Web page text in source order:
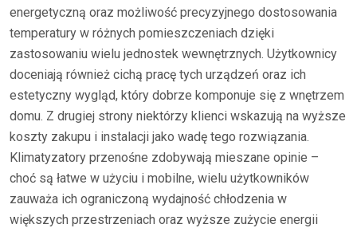
energetyczną oraz możliwość precyzyjnego dostosowania
temperatury w różnych pomieszczeniach dzięki
zastosowaniu wielu jednostek wewnętrznych. Użytkownicy
doceniają również cichą pracę tych urządzeń oraz ich
estetyczny wygląd, który dobrze komponuje się z wnętrzem
domu. Z drugiej strony niektórzy klienci wskazują na wyższe
koszty zakupu i instalacji jako wadę tego rozwiązania.
Klimatyzatory przenośne zdobywają mieszane opinie –
choć są łatwe w użyciu i mobilne, wielu użytkowników
zauważa ich ograniczoną wydajność chłodzenia w
większych przestrzeniach oraz wyższe zużycie energii